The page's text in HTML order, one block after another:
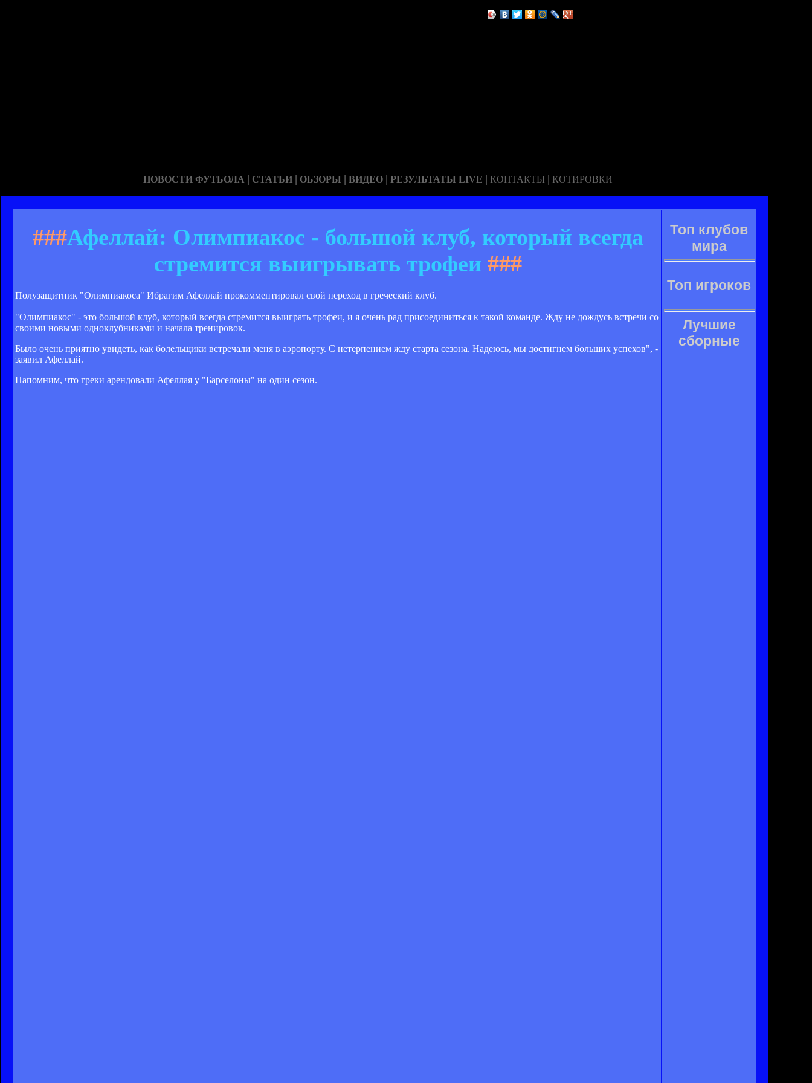
НОВОСТИ ФУТБОЛА | СТАТЬИ | ОБЗОРЫ | ВИДЕО | РЕЗУЛЬТАТЫ LIVE | КОНТАКТЫ | КОТИРОВКИ
###Афеллай: Олимпиакос - большой клуб, который всегда
стремится выигрывать трофеи ###
Полузащитник "Олимпиакоса" Ибрагим Афеллай прокомментировал свой переход в греческий клуб.
"Олимпиакос" - это большой клуб, который всегда стремится выиграть трофеи, и я очень рад присоединиться к такой команде. Жду не дождусь встречи со
своими новыми одноклубниками и начала тренировок.
Было очень приятно увидеть, как болельщики встречали меня в аэропорту. С нетерпением жду старта сезона. Надеюсь, мы достигнем больших успехов", -
заявил Афеллай.
Напомним, что греки арендовали Афеллая у "Барселоны" на один сезон.
Топ клубов
мира
Топ игроков
Лучшие
сборные